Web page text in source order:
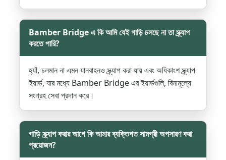
Bamber Bridge এ কি আমি যেই গাড়ি চলছে না তা স্ক্র্যাপ
করতে পারি?
হ্যাঁ, চলমান না এমন যানবাহনও স্ক্র্যাপ করা যায় এবং অধিকাংশ স্ক্র্যাপ
ইয়ার্ড, যার মধ্যে Bamber Bridge এর ইয়ার্ডগুলি, বিনামূল্যে
সংগ্রহ সেবা প্রদান করে।
গাড়ি স্ক্র্যাপ করার আগে কি আমার ব্যক্তিগত সামগ্রী অপসারণ করা
প্রয়োজন?